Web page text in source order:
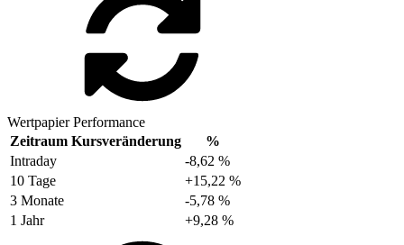
Wertpapier Performance
Zeitraum Kursveränderung
%
Intraday
-8,62 %
10 Tage
+15,22 %
3 Monate
-5,78 %
1 Jahr
+9,28 %